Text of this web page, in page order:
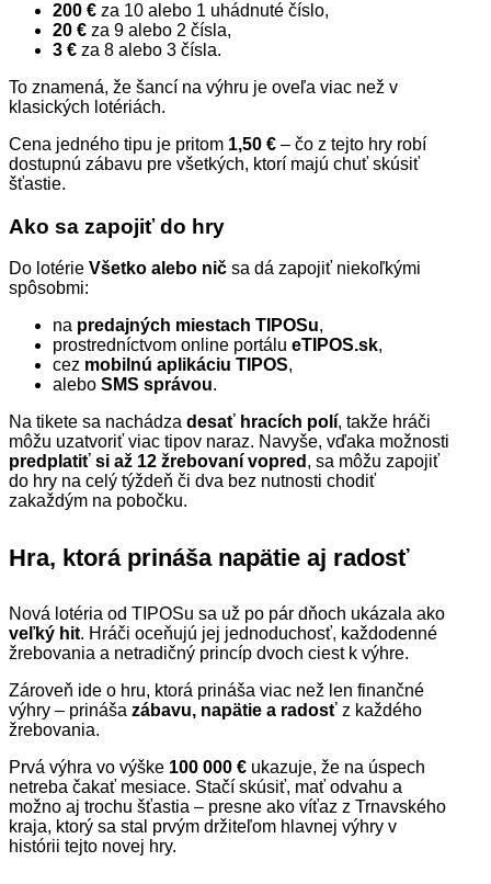
200 € za 10 alebo 1 uhádnuté číslo,
20 € za 9 alebo 2 čísla,
3 € za 8 alebo 3 čísla.
To znamená, že šancí na výhru je oveľa viac než v
klasických lotériách.
Cena jedného tipu je pritom 1,50 € – čo z tejto hry robí
dostupnú zábavu pre všetkých, ktorí majú chuť skúsiť
šťastie.
Ako sa zapojiť do hry
Do lotérie Všetko alebo nič sa dá zapojiť niekoľkými
spôsobmi:
na predajných miestach TIPOSu,
prostredníctvom online portálu eTIPOS.sk,
cez mobilnú aplikáciu TIPOS,
alebo SMS správou.
Na tikete sa nachádza desať hracích polí, takže hráči
môžu uzatvoriť viac tipov naraz. Navyše, vďaka možnosti
predplatiť si až 12 žrebovaní vopred , sa môžu zapojiť
do hry na celý týždeň či dva bez nutnosti chodiť
zakaždým na pobočku.
Hra, ktorá prináša napätie aj radosť
Nová lotéria od TIPOSu sa už po pár dňoch ukázala ako
veľký hit. Hráči oceňujú jej jednoduchosť, každodenné
žrebovania a netradičný princíp dvoch ciest k výhre.
Zároveň ide o hru, ktorá prináša viac než len finančné
výhry – prináša zábavu, napätie a radosť z každého
žrebovania.
Prvá výhra vo výške 100 000 € ukazuje, že na úspech
netreba čakať mesiace. Stačí skúsiť, mať odvahu a
možno aj trochu šťastia – presne ako víťaz z Trnavského
kraja, ktorý sa stal prvým držiteľom hlavnej výhry v
histórii tejto novej hry.